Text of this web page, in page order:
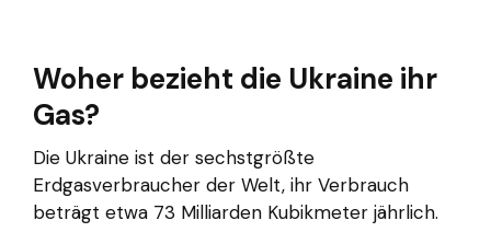
Woher bezieht die Ukraine ihr
Gas?
Die Ukraine ist der sechstgrößte
Erdgasverbraucher der Welt, ihr Verbrauch
beträgt etwa 73 Milliarden Kubikmeter jährlich.